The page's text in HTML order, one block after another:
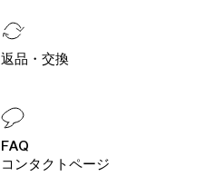
返品・交換
FAQ
コンタクトページ